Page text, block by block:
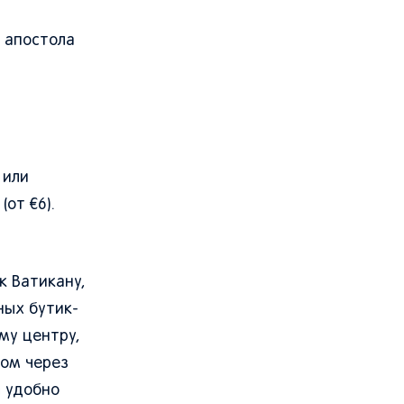
€6).
Ватикану,
бутик-
центру,
через
удобно